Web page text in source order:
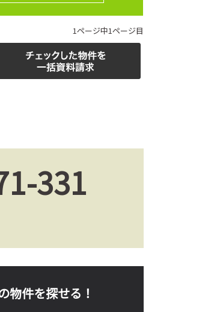
1ページ中1ページ目
331
物件を探せる！